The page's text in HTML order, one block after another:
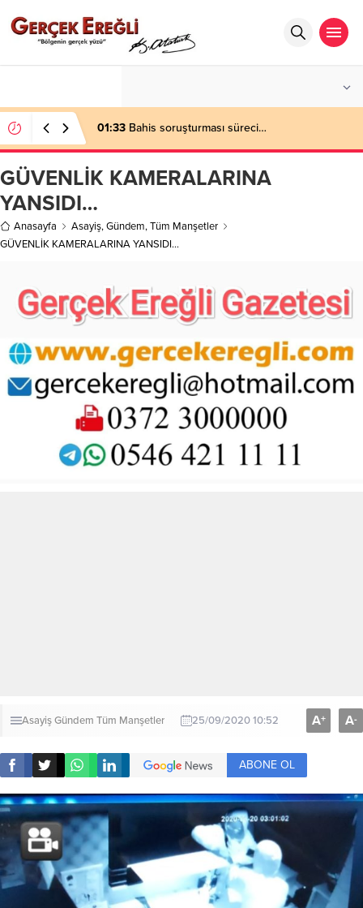
01:33 Bahis soruşturması süreci…
GÜVENLİK KAMERALARINA
YANSIDI…
Anasayfa Asayiş,Gündem,Tüm Manşetler
GÜVENLİK KAMERALARINA YANSIDI…
AsayişGündem Tüm Manşetler 25/09/2020 10:52 A+ A-
ABONE OL